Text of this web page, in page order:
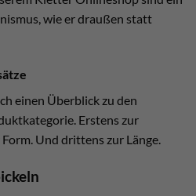
wie er draußen statt
einen Überblick zu den
Erstens zur
Und drittens zur Länge.